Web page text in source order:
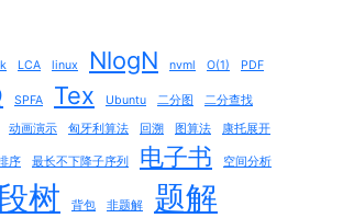
LCA linux NlogN nvml O(1) PDF
SPFA Tex Ubuntu 二分图
二分查找
动画演示 匈牙利算法 回溯 图算法 康托展开
序 最长不下降子序列 电子书 空间分析
树 背包 非题解 题解